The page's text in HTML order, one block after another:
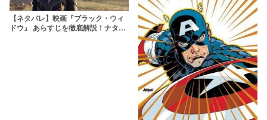
【ネタバレ】映画『ブラック・ウィ
ドウ』 あらすじを徹底解説！ナター